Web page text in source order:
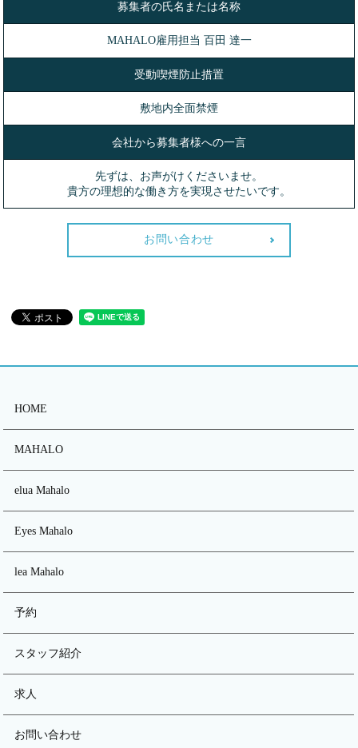
募集者の氏名または名称
MAHALO雇用担当 百田 達一
受動喫煙防止措置
敷地内全面禁煙
会社から募集者様への一言
先ずは、お声がけくださいませ。
貴方の理想的な働き方を実現させたいです。
お問い合わせ
HOME
MAHALO
elua Mahalo
Eyes Mahalo
lea Mahalo
予約
スタッフ紹介
求人
お問い合わせ